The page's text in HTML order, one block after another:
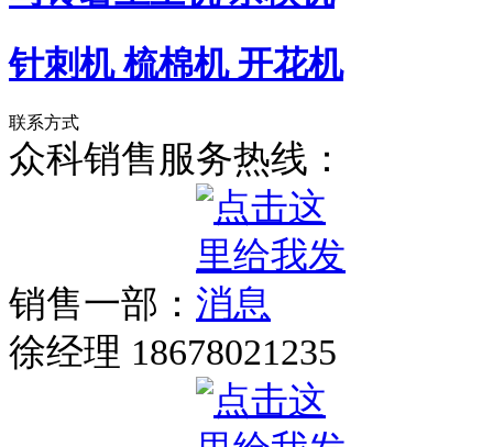
针刺机 梳棉机 开花机
联系方式
众科销售服务热线：
销售一部：
徐经理 18678021235